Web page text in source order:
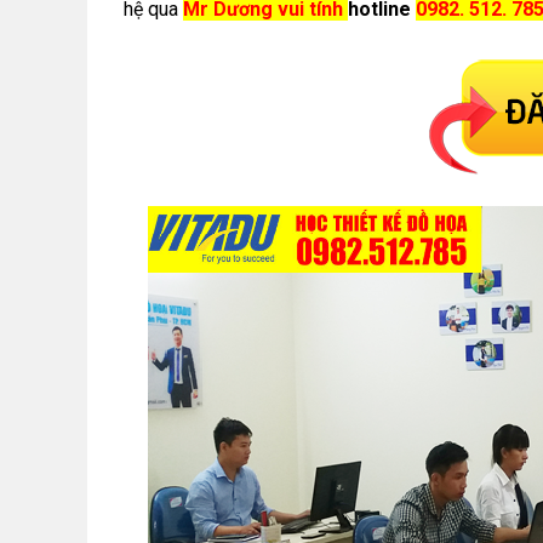
hệ qua Mr Dương vui tính hotline 0982. 512. 785